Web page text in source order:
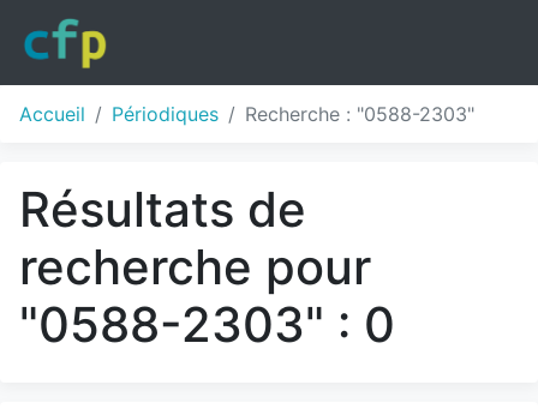
Accueil Périodiques Recherche : "0588-2303"
Résultats de
recherche pour
"0588-2303" : 0